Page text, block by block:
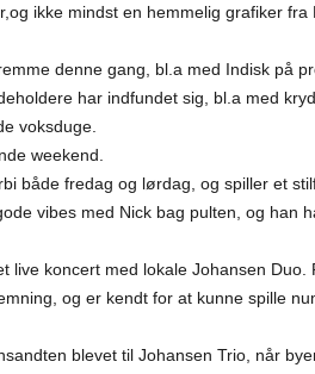
ikke mindst en hemmelig grafiker fra
denne gang, bl.a med Indisk på
har indfundet sig, bl.a med
voksduge.
weekend.
både fredag og lørdag, og spiller et
vibes med Nick bag pulten, og han
live koncert med lokale Johansen Duo.
og er kendt for at kunne spille
blevet til Johansen Trio, når